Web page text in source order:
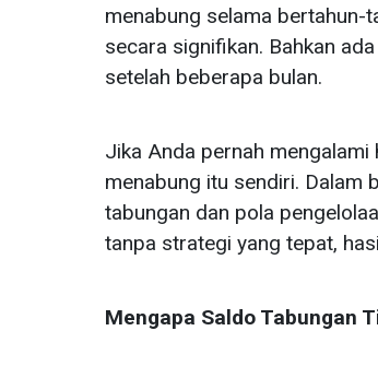
menabung selama bertahun-
secara signifikan. Bahkan
setelah beberapa bulan.
Jika Anda pernah mengalami
menabung itu sendiri. Dalam
tabungan dan pola
tanpa strategi yang tepat,
Mengapa Saldo Tabungan